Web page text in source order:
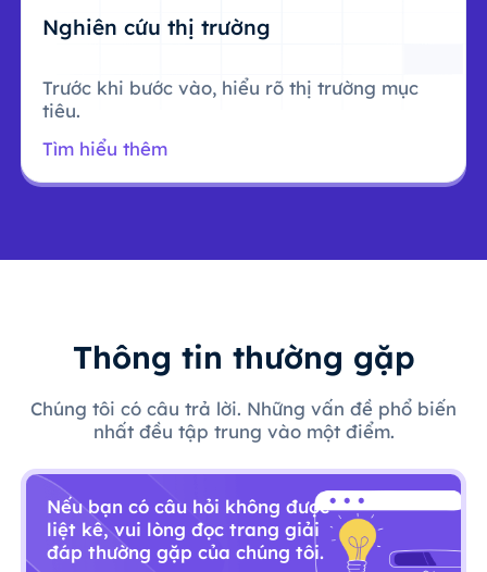
Nghiên cứu thị trường
Trước khi bước vào, hiểu rõ thị trường mục
tiêu.
Tìm hiểu thêm
Thông tin thường gặp
Chúng tôi có câu trả lời. Những vấn đề phổ biến
nhất đều tập trung vào một điểm.
Nếu bạn có câu hỏi không được
liệt kê, vui lòng đọc trang giải
đáp thường gặp của chúng tôi.